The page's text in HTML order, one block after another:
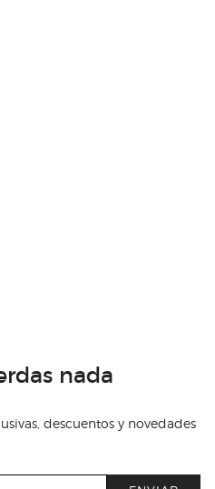
nada
descuentos y novedades